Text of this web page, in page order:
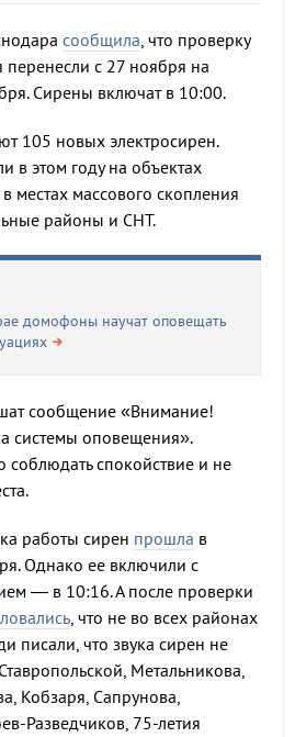
сообщила, что проверку
с 27 ноября на
Сирены включат в 10:00.
105 новых электросирен.
в этом году на объектах
местах массового скопления
районы и СНТ.
домофоны научат оповещать
сообщение «Внимание!
системы оповещения».
спокойствие и не
работы сирен прошла в
Однако ее включили с
— в 10:16. А после проверки
, что не во всех районах
писали, что звука сирен не
Метальникова,
Кобзаря, Сапрунова,
Разведчиков, 75-летия